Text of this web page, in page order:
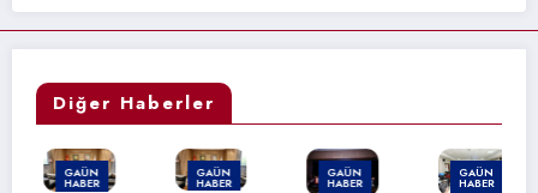
Diğer Haberler
GAÜN
HABER
GAÜN
HABER
GAÜN
HABER
GAÜN
HABER